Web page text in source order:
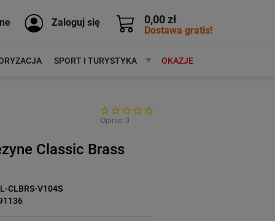
0,00 zł
Dostawa gratis!
Zaloguj się
SPORT I TURYSTYKA MARKIOKAZJE
Opinie: 0
Classic Brass
CLBRS-V104S